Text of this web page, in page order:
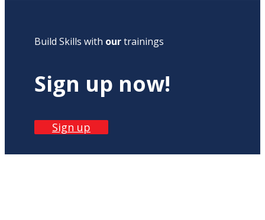
Build Skills with ourtrainings
Sign up now!
Sign up